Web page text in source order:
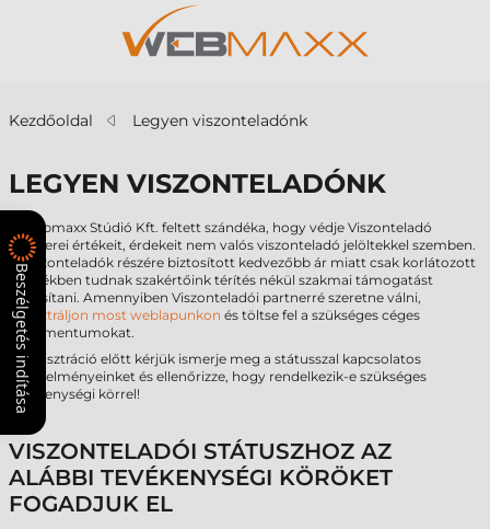
Kezdőoldal Legyen viszonteladónk
LEGYEN VISZONTELADÓNK
A Webmaxx Stúdió Kft. feltett szándéka, hogy védje Viszonteladó
partnerei értékeit, érdekeit nem valós viszonteladó jelöltekkel szemben.
A Viszonteladók részére biztosított kedvezőbb ár miatt csak korlátozott
mértékben tudnak szakértőink térítés nékül szakmai támogatást
biztosítani. Amennyiben Viszonteladói partnerré szeretne válni,
regisztráljon most weblapunkon és töltse fel a szükséges céges
dokumentumokat.
A regisztráció előtt kérjük ismerje meg a státusszal kapcsolatos
követelményeinket és ellenőrizze, hogy rendelkezik-e szükséges
tevékenységi körrel!
VISZONTELADÓI STÁTUSZHOZ AZ
ALÁBBI TEVÉKENYSÉGI KÖRÖKET
FOGADJUK EL
Beszélgetés indítása